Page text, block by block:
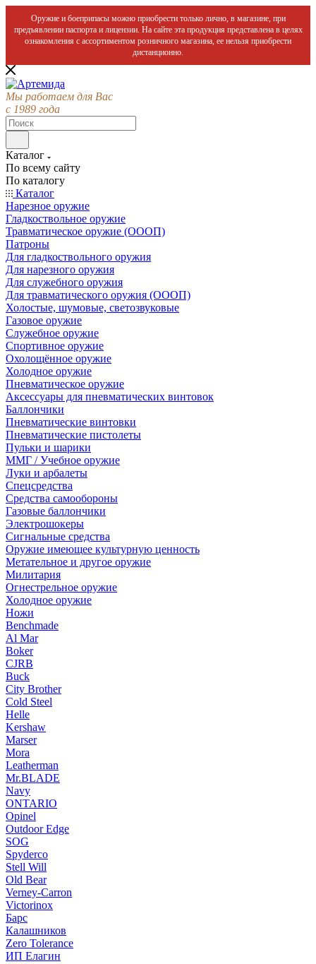
Оружие и боеприпасы можно приобрести только лично, в магазине, при
предъявлении паспорта и лицензии. На сайте эта продукция представлена в целях
ознакомления с ассортиментом розничного магазина, ее нельзя приобрести
дистанционно.
Мы работаем для Вас
с 1989 года
Каталог
По всему сайту
По каталогу
Каталог
Нарезное оружие
Гладкоствольное оружие
Травматическое оружие (ОООП)
Патроны
Для гладкоствольного оружия
Для нарезного оружия
Для служебного оружия
Для травматического оружия (ОООП)
Холостые, шумовые, светозвуковые
Газовое оружие
Служебное оружие
Спортивное оружие
Охолощённое оружие
Холодное оружие
Пневматическое оружие
Аксессуары для пневматических винтовок
Баллончики
Пневматические винтовки
Пневматические пистолеты
Пульки и шарики
ММГ / Учебное оружие
Луки и арбалеты
Спецсредства
Средства самообороны
Газовые баллончики
Электрошокеры
Сигнальные средства
Оружие имеющее культурную ценность
Метательное и другое оружие
Милитария
Огнестрельное оружие
Холодное оружие
Ножи
Benchmade
Al Mar
Boker
CJRB
Buck
City Brother
Cold Steel
Helle
Kershaw
Marser
Mora
Leatherman
Mr.BLADE
Navy
ONTARIO
Opinel
Outdoor Edge
SOG
Spyderco
Stell Will
Old Bear
Verney-Carron
Victorinox
Барс
Калашников
Zero Tolerance
ИП Елагин